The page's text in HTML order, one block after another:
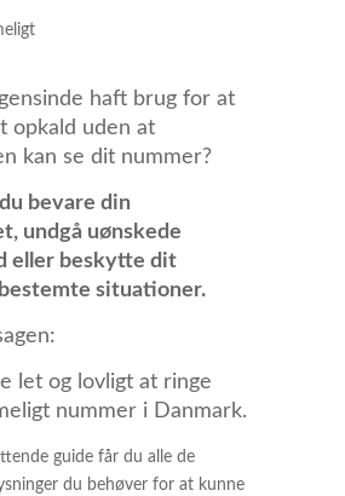
haft brug for at
opkald uden at
kan se dit nummer?
bevare din
undgå uønskede
eller beskytte dit
situationer.
let og lovligt at ringe
nummer i Danmark.
guide får du alle de
du behøver for at kunne